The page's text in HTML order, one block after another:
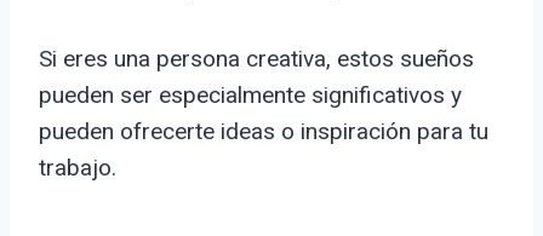
Si eres una persona creativa, estos sueños
pueden ser especialmente significativos y
pueden ofrecerte ideas o inspiración para tu
trabajo.